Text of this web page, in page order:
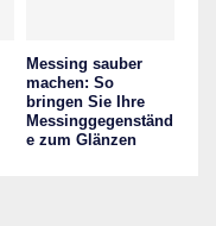
Messing sauber
machen: So
bringen Sie Ihre
Messinggegenständ
e zum Glänzen